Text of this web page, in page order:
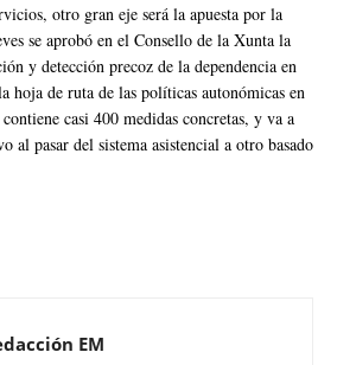
otro gran eje será la apuesta por la
se aprobó en el Consello de la Xunta la
y detección precoz de la dependencia en
hoja de ruta de las políticas autonómicas en
casi 400 medidas concretas, y va a
al pasar del sistema asistencial a otro basado
EM